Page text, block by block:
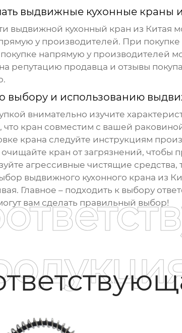
выдвижные кухонные краны
выдвижной кухонный кран из Китая
у производителей. При
напрямую у производителей
репутацию продавца и отзывы
выбору и использованию
внимательно изучите
что кран совместим с вашей
крана следуйте инструкциям
кран от загрязнений, чтобы
агрессивные чистящие средства,
выдвижного кухонного крана из
Главное – подходить к выбору
вам сделать правильный выбор!